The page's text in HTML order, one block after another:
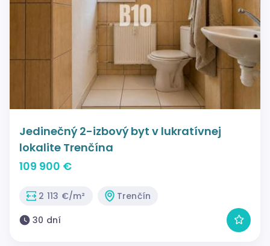
Jedinečný 2-izbový byt v lukratívnej
lokalite Trenčína
109 900 €
2 113 €/m²
Trenčín
30 dní